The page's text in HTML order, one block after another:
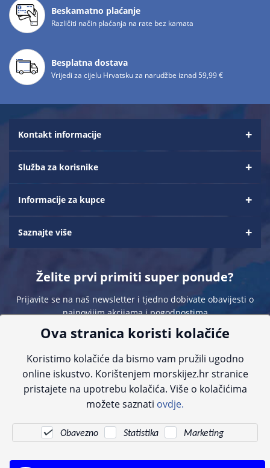
Beskamatno plaćanje
Različiti način plaćanja na rate bez kamata
Besplatna dostava
Vrijedi za cijelu Hrvatsku za narudžbe iznad 59,99 €
Kontakt informacije
Služba za korisnike
Informacije za kupce
Saznajte više
Želite prvi primiti super ponude?
Prijavite se na naš newsletter i tjedno dobivate obavijesti o
najnovijim akcijama i pogodnostima
Sve navedene cijene sadrže PDV. Pokušavamo osigurati što preciznije
informacije, ali zbog tehnoloških ograničenja ne možemo garantirati potpunu
kontaktirajte nas putem telefona:+385 23 231 761ili e-maila:info@morskijez.hr
Ova stranica koristi kolačiće
Koristimo kolačiće da bismo vam pružili ugodno
online iskustvo. Korištenjem morskijez.hr stranice
pristajete na upotrebu kolačića. Više o kolačićima
možete saznati ovdje.
Obavezno Statistika Marketing